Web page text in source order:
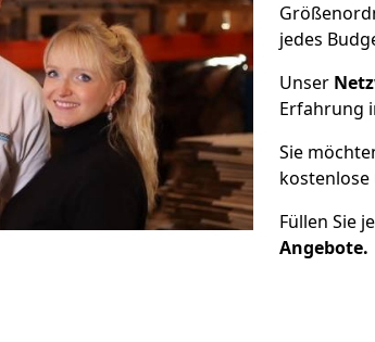
jedes
Unser
Erfahrung
Sie
Füllen Sie
Angebote.